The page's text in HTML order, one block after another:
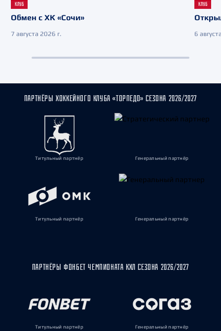
КЛУБ
Обмен с ХК «Сочи»
7 августа 2026 г.
КЛУБ
6
ПАРТНЁРЫ ХОККЕЙНОГО КЛУБА «ТОРПЕДО» СЕЗОНА 2026/2027
Титульный партнёр Генеральный партнёр
Титульный партнёр Генеральный партнёр
ПАРТНЁРЫ ФОНБЕТ ЧЕМПИОНАТА КХЛ СЕЗОНА 2026/2027
Титульный партнёр Генеральный партнёр